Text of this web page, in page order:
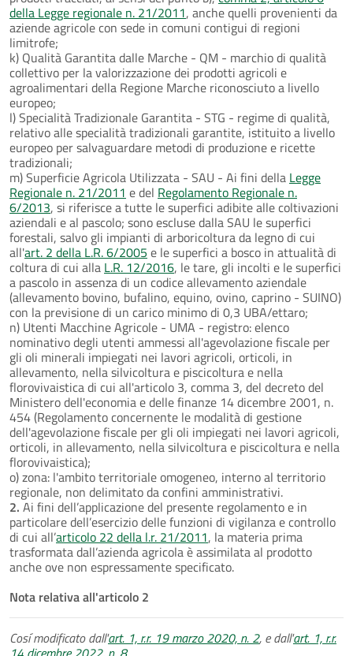
della Legge regionale n. 21/2011, anche quelli provenienti da
aziende agricole con sede in comuni contigui di regioni
limitrofe;
k) Qualità Garantita dalle Marche - QM - marchio di qualità
collettivo per la valorizzazione dei prodotti agricoli e
agroalimentari della Regione Marche riconosciuto a livello
europeo;
l) Specialità Tradizionale Garantita - STG - regime di qualità,
relativo alle specialità tradizionali garantite, istituito a livello
europeo per salvaguardare metodi di produzione e ricette
tradizionali;
m) Superficie Agricola Utilizzata - SAU - Ai fini della Legge
Regionale n. 21/2011 e del Regolamento Regionale n.
6/2013, si riferisce a tutte le superfici adibite alle coltivazioni
aziendali e al pascolo; sono escluse dalla SAU le superfici
forestali, salvo gli impianti di arboricoltura da legno di cui
all'art. 2 della L.R. 6/2005 e le superfici a bosco in attualità di
coltura di cui alla L.R. 12/2016, le tare, gli incolti e le superfici
a pascolo in assenza di un codice allevamento aziendale
(allevamento bovino, bufalino, equino, ovino, caprino - SUINO)
con la previsione di un carico minimo di 0,3 UBA/ettaro;
n) Utenti Macchine Agricole - UMA - registro: elenco
nominativo degli utenti ammessi all'agevolazione fiscale per
gli oli minerali impiegati nei lavori agricoli, orticoli, in
allevamento, nella silvicoltura e piscicoltura e nella
florovivaistica di cui all'articolo 3, comma 3, del decreto del
Ministero dell'economia e delle finanze 14 dicembre 2001, n.
454 (Regolamento concernente le modalità di gestione
dell'agevolazione fiscale per gli oli impiegati nei lavori agricoli,
orticoli, in allevamento, nella silvicoltura e piscicoltura e nella
florovivaistica);
o) zona: l'ambito territoriale omogeneo, interno al territorio
regionale, non delimitato da confini amministrativi.
2. Ai fini dell’applicazione del presente regolamento e in
particolare dell’esercizio delle funzioni di vigilanza e controllo
di cui all’articolo 22 della l.r. 21/2011, la materia prima
trasformata dall’azienda agricola è assimilata al prodotto
anche ove non espressamente specificato.
Nota relativa all'articolo 2
Cosí modificato dall'art. 1, r.r. 19 marzo 2020, n. 2, e dall'art. 1, r.r.